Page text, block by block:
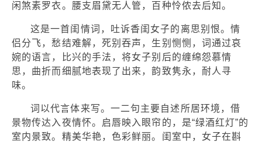
闲煞素罗衣。腰支眉黛无人管，百种怜侬去后知。
这是一首闺情词，吐诉香闺女子的离思别恨。情
侣分飞，愁结难解，死别吞声，生别恻恻，词通过哀
婉的语言，比兴的手法，将女子别后的缠绵怨慕情
思，曲折而细腻地表现了出来，韵致隽永，耐人寻
味。
词以代言体来写。一二句主要自述所居环境，借
景物传达入夜情怀。启唇映入眼帘的，是“绿酒红灯”的
室内景致。精美华艳，色彩鲜丽。闺室中，女子在斟